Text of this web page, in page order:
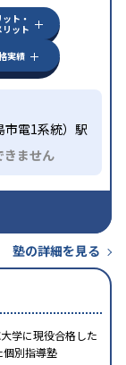
ット・
リット
実績
市電1系統）駅
きません
塾の詳細を見る
学に現役合格した
個別指導塾